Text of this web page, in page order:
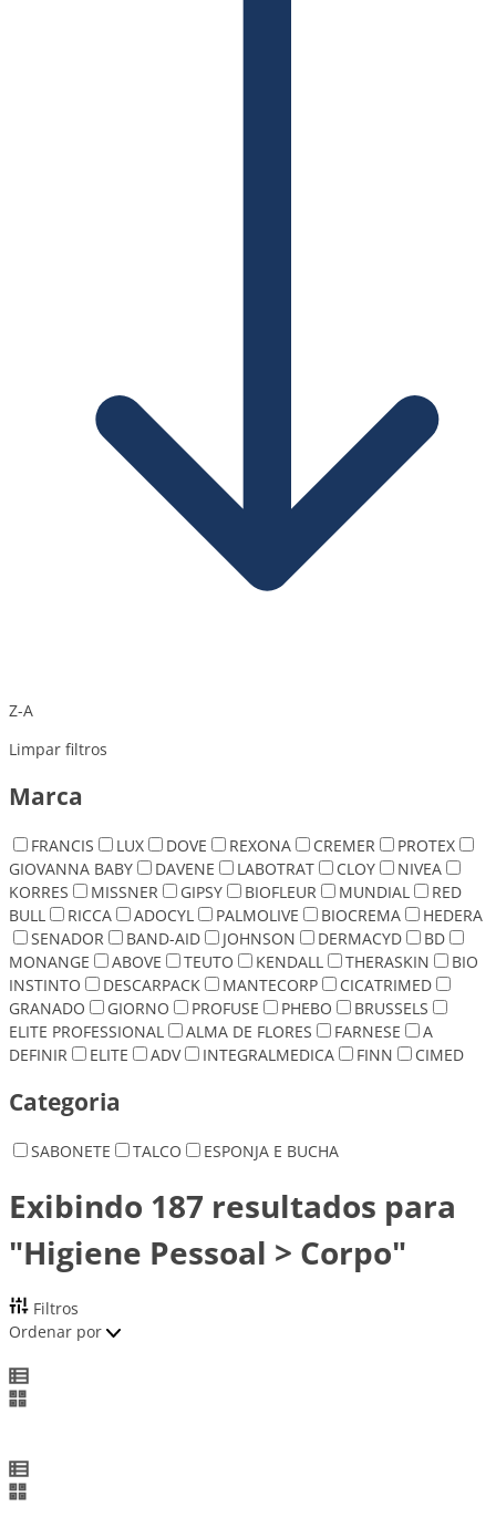
Z-A
Limpar filtros
Marca
FRANCIS LUX DOVE REXONA CREMER
PROTEX
GIOVANNA BABY
DAVENE LABOTRAT CLOY
NIVEA
KORRES
MISSNER GIPSY BIOFLEUR MUNDIAL
RED
BULL
RICCA ADOCYL PALMOLIVE BIOCREMA
HEDERA
SENADOR
BAND-AID JOHNSON DERMACYD
BD
MONANGE
ABOVE TEUTO KENDALL THERASKIN
BIO
INSTINTO
DESCARPACK MANTECORP
CICATRIMED
GRANADO
GIORNO PROFUSE PHEBO
BRUSSELS
ELITE PROFESSIONAL
ALMA DE FLORES FARNESE
A
DEFINIR
ELITE ADV INTEGRALMEDICA FINN CIMED
Categoria
SABONETE TALCO ESPONJA E BUCHA
Exibindo 187 resultados para
"Higiene Pessoal > Corpo"
Filtros
Ordenar por